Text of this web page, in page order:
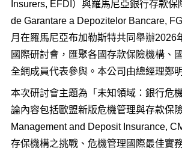
Insurers, EFDI）與羅馬尼亞銀行存款保
de Garantare a Depozitelor Bancare,
月在羅馬尼亞布加勒斯特共同舉辦2026
國際研討會，匯聚各國存款保險機構、
全網成員代表參與。本公司由總經理鄭
本次研討會主題為「未知領域：銀行危
論內容包括歐盟新版危機管理與存款保
Management and Deposit Insurance,
存保機構之挑戰、危機管理國際最佳實